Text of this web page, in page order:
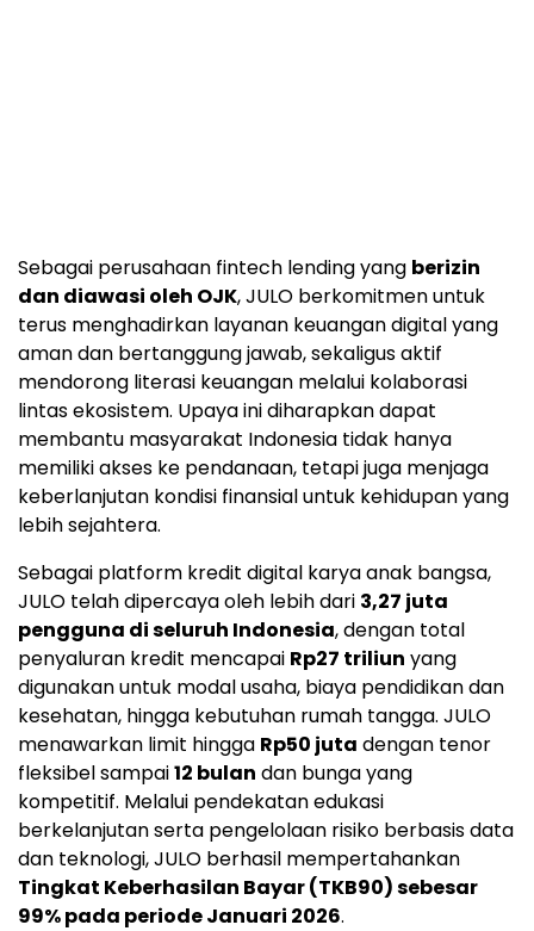
Sebagai perusahaan fintech lending yang berizin
dan diawasi oleh OJK, JULO berkomitmen untuk
terus menghadirkan layanan keuangan digital yang
aman dan bertanggung jawab, sekaligus aktif
mendorong literasi keuangan melalui kolaborasi
lintas ekosistem. Upaya ini diharapkan dapat
membantu masyarakat Indonesia tidak hanya
memiliki akses ke pendanaan, tetapi juga menjaga
keberlanjutan kondisi finansial untuk kehidupan yang
lebih sejahtera.
Sebagai platform kredit digital karya anak bangsa,
JULO telah dipercaya oleh lebih dari 3,27 juta
pengguna di seluruh Indonesia, dengan total
penyaluran kredit mencapai Rp27 triliun yang
digunakan untuk modal usaha, biaya pendidikan dan
kesehatan, hingga kebutuhan rumah tangga. JULO
menawarkan limit hingga Rp50 juta dengan tenor
fleksibel sampai12 bulan dan bunga yang
kompetitif. Melalui pendekatan edukasi
berkelanjutan serta pengelolaan risiko berbasis data
dan teknologi, JULO berhasil mempertahankan
Tingkat Keberhasilan Bayar (TKB90) sebesar
99% pada periode Januari 2026.